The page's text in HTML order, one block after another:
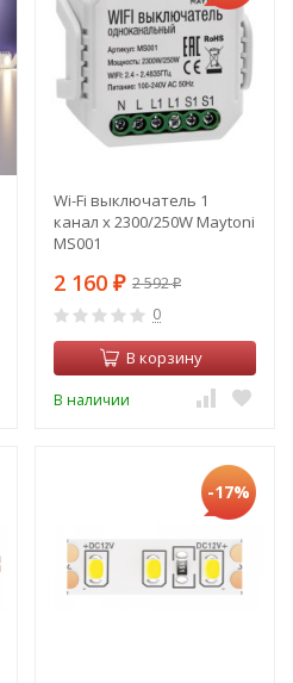
Wi-Fi выключатель 1
канал х 2300/250W Maytoni
MS001
2 160 ₽ 2 592₽
0
В корзину
В наличии
-17%